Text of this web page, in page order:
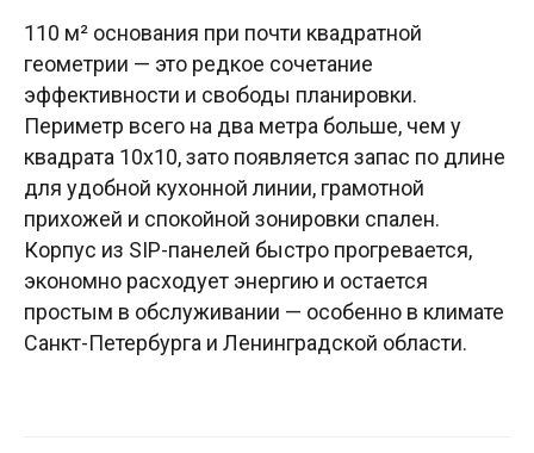
110 м² основания при почти квадратной
геометрии — это редкое сочетание
эффективности и свободы планировки.
Периметр всего на два метра больше, чем у
квадрата 10х10, зато появляется запас по длине
для удобной кухонной линии, грамотной
прихожей и спокойной зонировки спален.
Корпус из SIP-панелей быстро прогревается,
экономно расходует энергию и остается
простым в обслуживании — особенно в климате
Санкт-Петербурга и Ленинградской области.
Мы рады видеть Вас